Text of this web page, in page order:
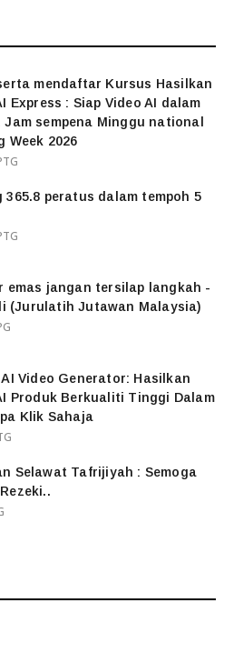
mendaftar Kursus Hasilkan
Express : Siap Video AI dalam
Jam sempena Minggu national
Week 2026
365.8 peratus dalam tempoh 5
emas jangan tersilap langkah -
(Jurulatih Jutawan Malaysia)
Video Generator: Hasilkan
Produk Berkualiti Tinggi Dalam
Klik Sahaja
Selawat Tafrijiyah : Semoga